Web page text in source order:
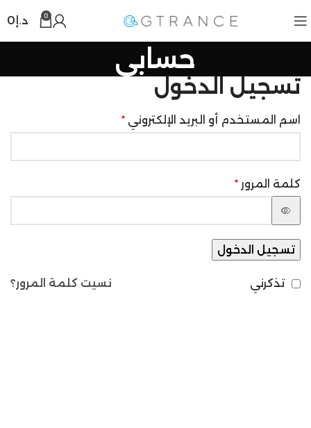
0 د.إ 0
حسابي
تسجيل الدخول
اسم المستخدم أو البريد الإلكتروني *
كلمة المرور *
تسجيل الدخول
نسيت كلمة المرور؟ تذكرني